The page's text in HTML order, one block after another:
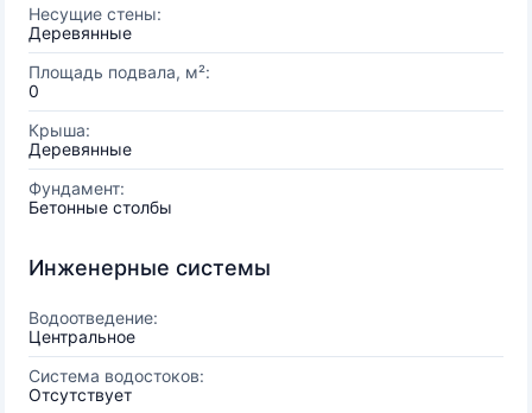
Несущие стены:
Деревянные
Площадь подвала, м²:
0
Крыша:
Деревянные
Фундамент:
Бетонные столбы
Инженерные системы
Водоотведение:
Центральное
Система водостоков:
Отсутствует